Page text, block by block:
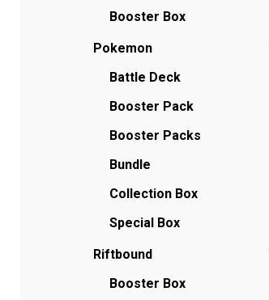
Booster Box
Pokemon
Battle Deck
Booster Pack
Booster Packs
Bundle
Collection Box
Special Box
Riftbound
Booster Box